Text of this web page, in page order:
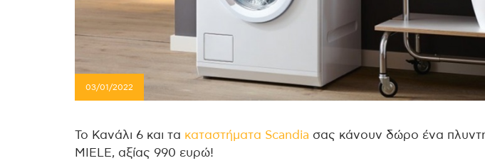
03/01/2022
Το Κανάλι 6 και τα καταστήματα Scandia σας κάνουν δώρο ένα
MIELE, αξίας 990 ευρώ!